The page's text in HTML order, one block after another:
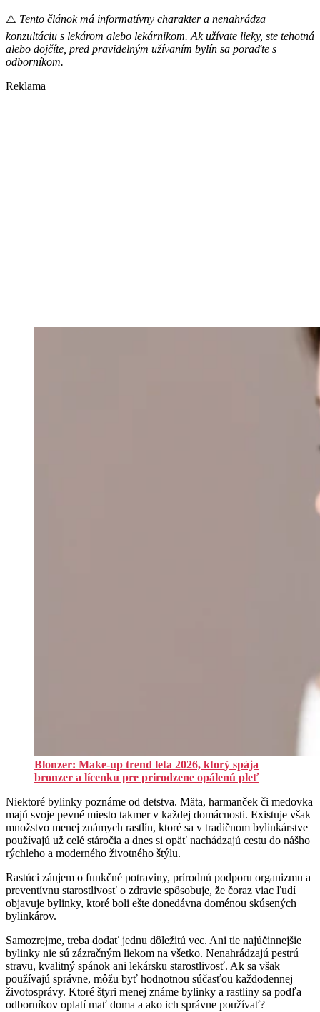
⚠️ Tento článok má informatívny charakter a nenahrádza
konzultáciu s lekárom alebo lekárnikom. Ak užívate lieky, ste tehotná
alebo dojčíte, pred pravidelným užívaním bylín sa poraďte s
odborníkom.
Reklama
Blonzer: Make-up trend leta 2026, ktorý spája
bronzer a lícenku pre prirodzene opálenú pleť
Niektoré bylinky poznáme od detstva. Mäta, harmanček či medovka
majú svoje pevné miesto takmer v každej domácnosti. Existuje však
množstvo menej známych rastlín, ktoré sa v tradičnom bylinkárstve
používajú už celé stáročia a dnes si opäť nachádzajú cestu do nášho
rýchleho a moderného životného štýlu.
Rastúci záujem o funkčné potraviny, prírodnú podporu organizmu a
preventívnu starostlivosť o zdravie spôsobuje, že čoraz viac ľudí
objavuje bylinky, ktoré boli ešte donedávna doménou skúsených
bylinkárov.
Samozrejme, treba dodať jednu dôležitú vec. Ani tie najúčinnejšie
bylinky nie sú zázračným liekom na všetko. Nenahrádzajú pestrú
stravu, kvalitný spánok ani lekársku starostlivosť. Ak sa však
používajú správne, môžu byť hodnotnou súčasťou každodennej
životosprávy. Ktoré štyri menej známe bylinky a rastliny sa podľa
odborníkov oplatí mať doma a ako ich správne používať?